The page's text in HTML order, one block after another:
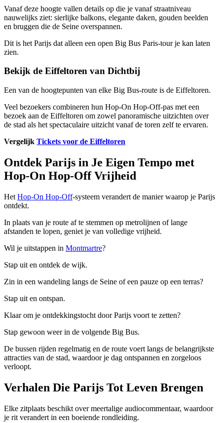
Vanaf deze hoogte vallen details op die je vanaf straatniveau
nauwelijks ziet: sierlijke balkons, elegante daken, gouden beelden
en bruggen die de Seine overspannen.
Dit is het Parijs dat alleen een open Big Bus Paris-tour je kan laten
zien.
Bekijk de Eiffeltoren van Dichtbij
Een van de hoogtepunten van elke Big Bus-route is de Eiffeltoren.
Veel bezoekers combineren hun Hop-On Hop-Off-pas met een
bezoek aan de Eiffeltoren om zowel panoramische uitzichten over
de stad als het spectaculaire uitzicht vanaf de toren zelf te ervaren.
Vergelijk Tickets voor de Eiffeltoren
Ontdek Parijs in Je Eigen Tempo met
Hop-On Hop-Off Vrijheid
Het Hop-On Hop-Off-systeem verandert de manier waarop je Parijs
ontdekt.
In plaats van je route af te stemmen op metrolijnen of lange
afstanden te lopen, geniet je van volledige vrijheid.
Wil je uitstappen in Montmartre?
Stap uit en ontdek de wijk.
Zin in een wandeling langs de Seine of een pauze op een terras?
Stap uit en ontspan.
Klaar om je ontdekkingstocht door Parijs voort te zetten?
Stap gewoon weer in de volgende Big Bus.
De bussen rijden regelmatig en de route voert langs de belangrijkste
attracties van de stad, waardoor je dag ontspannen en zorgeloos
verloopt.
Verhalen Die Parijs Tot Leven Brengen
Elke zitplaats beschikt over meertalige audiocommentaar, waardoor
je rit verandert in een boeiende rondleiding.